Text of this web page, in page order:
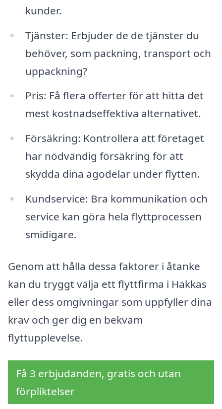
kunder.
Tjänster: Erbjuder de de tjänster du
behöver, som packning, transport och
uppackning?
Pris: Få flera offerter för att hitta det
mest kostnadseffektiva alternativet.
Försäkring: Kontrollera att företaget
har nödvändig försäkring för att
skydda dina ägodelar under flytten.
Kundservice: Bra kommunikation och
service kan göra hela flyttprocessen
smidigare.
Genom att hålla dessa faktorer i åtanke
kan du tryggt välja ett flyttfirma i Hakkas
eller dess omgivningar som uppfyller dina
krav och ger dig en bekväm
flyttupplevelse.
Få 3 erbjudanden, gratis och utan
förpliktelser